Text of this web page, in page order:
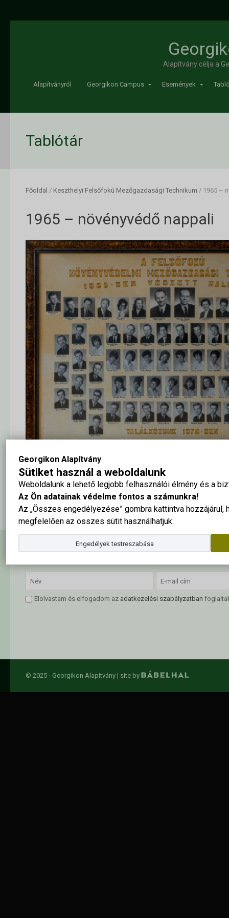
Georgikon Alapítvány
Sütiket használ a weboldalunk
Weboldalunk a lehető legjobb felhasználói élmény és a
Az Ön adatainak védelme fontos a számunkra!
Az „Összes engedélyezése” gombra kattintva hozzájárul,
megfelelően az összes sütit használhatjuk.
Engedélyek testreszabása
Alapítvány célja a
Alapítványról Georgikon Campus Események
Tablótár
Főoldal / Keszthelyi Felsőfokú Mezőgazdasági Technikum / 1965 –
1965 – növényvédő nappali
A tabló nagy méretben ide kattintva megtekinthető
Hírlevél feliratkozás
Elolvastam és elfogadom az adatkezelési szabályzatban
© 2025 - Georgikon Alapítvány | site by